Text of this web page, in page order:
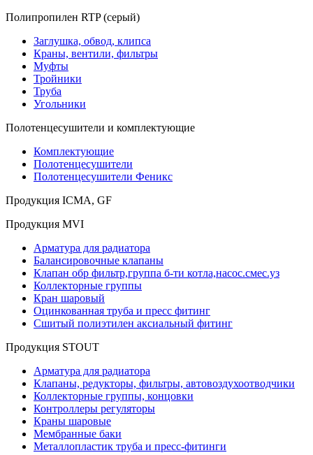
Полипропилен RTP (серый)
Заглушка, обвод, клипса
Краны, вентили, фильтры
Муфты
Тройники
Труба
Угольники
Полотенцесушители и комплектующие
Комплектующие
Полотенцесушители
Полотенцесушители Феникс
Продукция ICMA, GF
Продукция MVI
Арматура для радиатора
Балансировочные клапаны
Клапан обр фильтр,группа б-ти котла,насос.смес.уз
Коллекторные группы
Кран шаровый
Оцинкованная труба и пресс фитинг
Сшитый полиэтилен аксиальный фитинг
Продукция STOUT
Арматура для радиатора
Клапаны, редукторы, фильтры, автовоздухоотводчики
Коллекторные группы, концовки
Контроллеры регуляторы
Краны шаровые
Мембранные баки
Металлопластик труба и пресс-фитинги